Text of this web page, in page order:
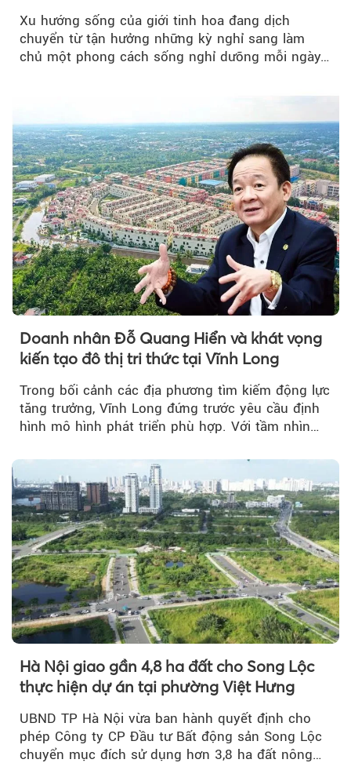
Xu hướng sống của giới tinh hoa đang dịch
chuyển từ tận hưởng những kỳ nghỉ sang làm
chủ một phong cách sống nghỉ dưỡng mỗi ngày…
Doanh nhân Đỗ Quang Hiển và khát vọng
kiến tạo đô thị tri thức tại Vĩnh Long
Trong bối cảnh các địa phương tìm kiếm động lực
tăng trưởng, Vĩnh Long đứng trước yêu cầu định
hình mô hình phát triển phù hợp. Với tầm nhìn
Hà Nội giao gần 4,8 ha đất cho Song Lộc
thực hiện dự án tại phường Việt Hưng
UBND TP Hà Nội vừa ban hành quyết định cho
phép Công ty CP Đầu tư Bất động sản Song Lộc
chuyển mục đích sử dụng hơn 3,8 ha đất nông